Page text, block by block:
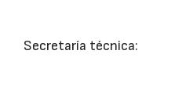
Secretaría técnica: